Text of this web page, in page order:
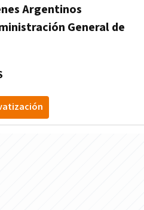
Argentinos
General de